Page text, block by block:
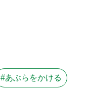
#あぶらをかける